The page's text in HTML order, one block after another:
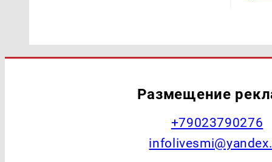
Размещение
+79023790276